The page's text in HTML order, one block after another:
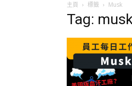
主頁 標籤 Musk
Tag: